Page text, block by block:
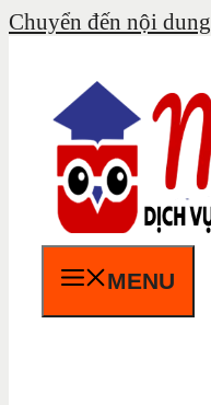
Chuyển đến nội dung
MENU